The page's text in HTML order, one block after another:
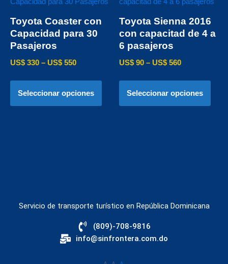
Toyota Coaster con
Capacidad para 30
Pasajeros
US$ 330 – US$ 550
Seleccionar opciones
Toyota Sienna 2016
con capacitad de 4 a
6 pasajeros
US$ 90 – US$ 560
Seleccionar opciones
Servicio de transporte turístico en República Dominicana
(809)-708-9816
info@sinfrontera.com.do